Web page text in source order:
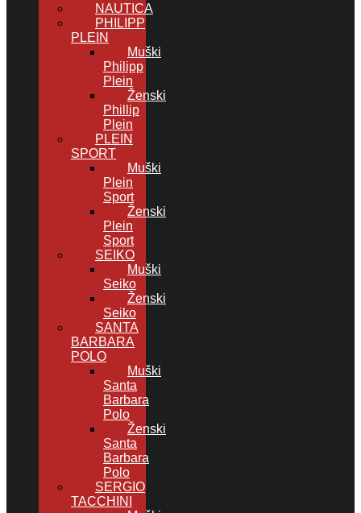
NAUTICA
PHILIPP
PLEIN
Muški
Philipp
Plein
Ženski
Phillip
Plein
PLEIN
SPORT
Muški
Plein
Sport
Ženski
Plein
Sport
SEIKO
Muški
Seiko
Ženski
Seiko
SANTA
BARBARA
POLO
Muški
Santa
Barbara
Polo
Ženski
Santa
Barbara
Polo
SERGIO
TACCHINI